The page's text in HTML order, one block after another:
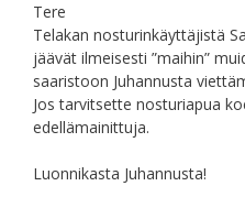
Tere
Telakan nosturinkäyttäjistä
jäävät ilmeisesti ”maihin”
saaristoon Juhannusta
Jos tarvitsette nosturiapua
edellämainittuja.
Luonnikasta Juhannusta!